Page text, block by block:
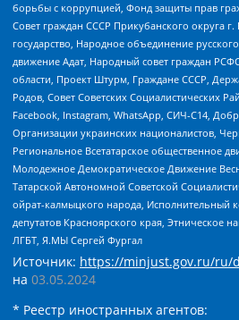
борьбы с коррупцией, Фонд защиты прав
Совет граждан СССР Прикубанского округа
государство, Народное объединение
движение Адат, Народный совет граждан
области, Проект Штурм, Граждане СССР,
Родов, Совет Советских Социалистических
Facebook, Instagram, WhatsApp, СИЧ-С14,
Организации украинских националистов,
Региональное Всетатарское общественное
Молодежное Демократическое Движение
Татарской Автономной Советской
ойрат-калмыцкого народа, Исполнительный
депутатов Красноярского края, Этническое
ЛГБТ, Я.МЫ Сергей Фургал
Источник: https://minjust.gov.ru/ru/
на 03.05.2024
* Реестр иностранных агентов: